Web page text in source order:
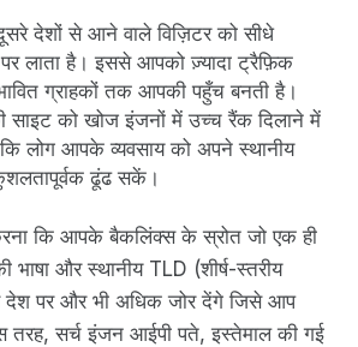
देशों से आने वाले विज़िटर को सीधे
लाता है। इससे आपको ज़्यादा ट्रैफ़िक
ग्राहकों तक आपकी पहुँच बनती है।
साइट को खोज इंजनों में उच्च रैंक दिलाने में
लोग आपके व्यवसाय को अपने स्थानीय
ढूंढ सकें।
कि आपके बैकलिंक्स के स्रोत जो एक ही
और स्थानीय TLD (शीर्ष-स्तरीय
देश पर और भी अधिक जोर देंगे जिसे आप
तरह, सर्च इंजन आईपी पते, इस्तेमाल की गई